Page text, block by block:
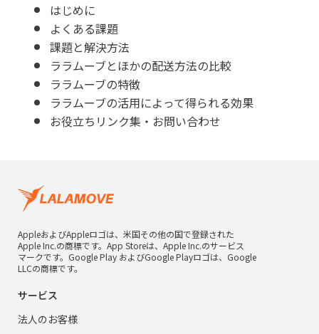
はじめに
よくある課題
課題と解決方法
ララムーブとほかの配送方法の比較
ララムーブの特徴
ララムーブの活用によって得られる効果
お役立ちリンク集・お問い合わせ
AppleおよびAppleロゴは、米国その他の国で登録された
Apple Inc.の商標です。App Storeは、Apple Inc.のサービス
マークです。Google Play およびGoogle Playロゴは、Google
LLCの商標です。
サービス
法人のお客様